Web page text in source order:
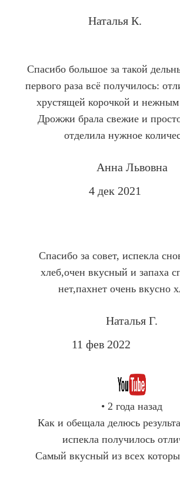
Наталья К.
Спасибо большое за такой
первого раза всё получилось:
хрустящей корочкой и
Дрожжи брала свежие и
отделила нужное
Анна Львовна
4 дек 2021
Спасибо за совет, испекла
хлеб,очен вкусный и запаха
нет,пахнет очень вкусно
Наталья Г.
11 фев 2022
• 2 года назад
Как и обещала делюсь
испекла получилось
Самый вкусный из всех